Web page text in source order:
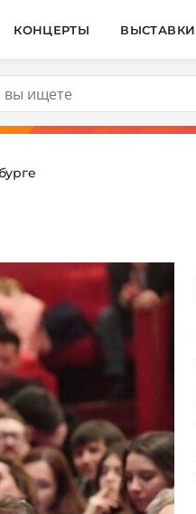
КОНЦЕРТЫ ВЫСТАВКИ